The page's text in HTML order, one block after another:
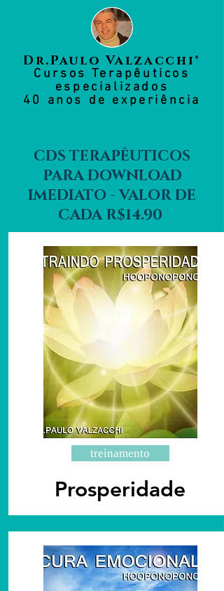
Dr.Paulo Valzacchi®
Cursos Terapêuticos
especializados
40 anos de experiência
CDS TERAPÊUTICOS
PARA DOWNLOAD
IMEDIATO - VALOR DE
CADA R$14.90
treinamento
Prosperidade